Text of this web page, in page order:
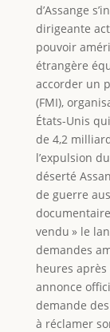
d’Assange
dirigeante
pouvoir
étrangère
accorder un
(FMI),
États-Unis
de 4,2
l’expulsion
déserté
de guerre
vendu » le
demandes
heures
annonce
demande
à réclamer